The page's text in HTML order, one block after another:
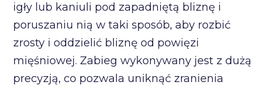
igły lub kaniuli pod zapadniętą bliznę i
poruszaniu nią w taki sposób, aby rozbić
zrosty i oddzielić bliznę od powięzi
mięśniowej. Zabieg wykonywany jest z dużą
precyzją, co pozwala uniknąć zranienia